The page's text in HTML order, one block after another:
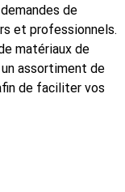
de
et professionnels.
matériaux de
assortiment de
de faciliter vos